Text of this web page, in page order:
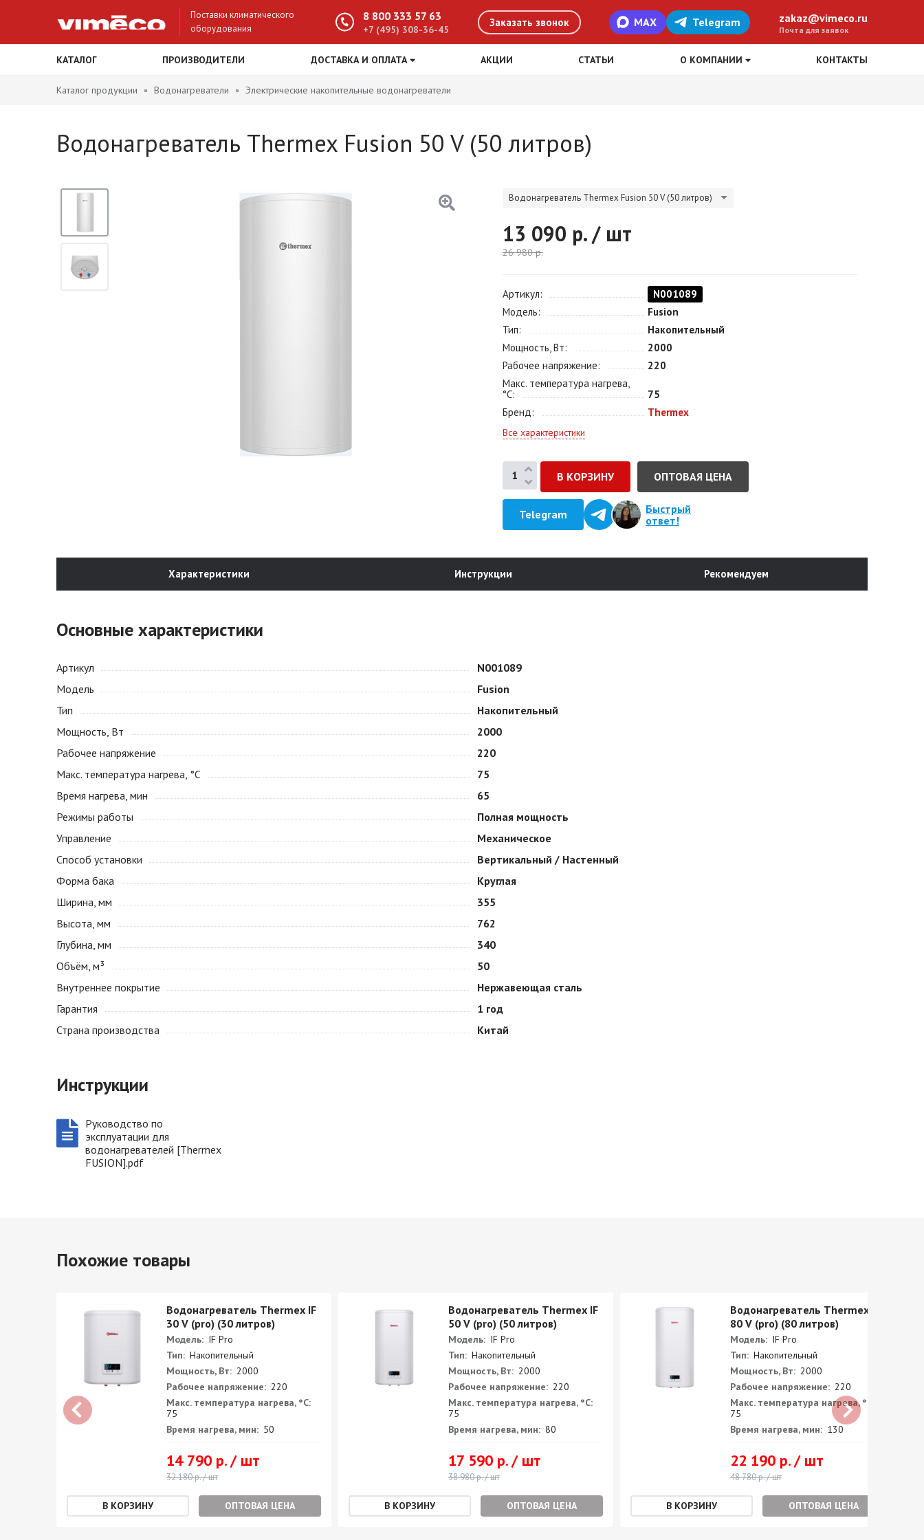
Поставки климатического
оборудования
8 800 333 57 63
+7 (495) 308-36-45
Заказать звонок MAX Telegram zakaz@vimeco.ru
Почта для заявок
КАТАЛОГ ПРОИЗВОДИТЕЛИ ДОСТАВКА И ОПЛАТА АКЦИИ СТАТЬИ О КОМПАНИИ КОНТАКТЫ
Каталог продукции Водонагреватели Электрические накопительные водонагреватели
Водонагреватель Thermex Fusion 50 V (50 литров)
Водонагреватель Thermex Fusion 50 V (50 литров)
13 090 р. / шт
26 980р.
Артикул
N001089
Модель
Fusion
Тип
Накопительный
Мощность, Вт
2000
Рабочее напряжение
220
Макс. температура нагрева,
°С
75
Бренд
Thermex
Все характеристики
ОПТОВАЯ ЦЕНА
Telegram
Быстрый
ответ!
Характеристики Инструкции Рекомендуем
Основные характеристики
Артикул
N001089
Модель
Fusion
Тип
Накопительный
Мощность, Вт
2000
Рабочее напряжение
220
Макс. температура нагрева, °С
75
Время нагрева, мин
65
Режимы работы
Полная мощность
Управление
Механическое
Способ установки
Вертикальный / Настенный
Форма бака
Круглая
Ширина, мм
355
Высота, мм
762
Глубина, мм
340
Объём, м³
50
Внутреннее покрытие
Нержавеющая сталь
Гарантия
1 год
Страна производства
Китай
Инструкции
Руководство по
эксплуатации для
водонагревателей [Thermex
FUSION].pdf
Похожие товары
Водонагреватель Thermex IF
30 V (pro) (30 литров)
Модель: IF Pro
Тип: Накопительный
Мощность, Вт: 2000
Рабочее напряжение: 220
Макс. температура нагрева, °С:
75
Время нагрева, мин: 50
14 790 р. / шт
32 180 р. / шт
ОПТОВАЯ ЦЕНА
Водонагреватель Thermex IF
50 V (pro) (50 литров)
Модель: IF Pro
Тип: Накопительный
Мощность, Вт: 2000
Рабочее напряжение: 220
Макс. температура нагрева, °С:
75
Время нагрева, мин: 80
17 590 р. / шт
38 980 р. / шт
ОПТОВАЯ ЦЕНА
Водонагреватель Thermex IF
80 V (pro) (80 литров)
Модель: IF Pro
Тип: Накопительный
Мощность, Вт: 2000
Рабочее напряжение: 220
Макс. температура нагрева, °С:
75
Время нагрева, мин: 130
22 190 р. / шт
48 780 р. / шт
ОПТОВАЯ ЦЕНА